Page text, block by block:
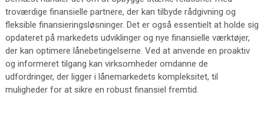
troværdige finansielle partnere, der kan tilbyde rådgivning og
fleksible finansieringsløsninger. Det er også essentielt at holde sig
opdateret på markedets udviklinger og nye finansielle værktøjer,
der kan optimere lånebetingelserne. Ved at anvende en proaktiv
og informeret tilgang kan virksomheder omdanne de
udfordringer, der ligger i lånemarkedets kompleksitet, til
muligheder for at sikre en robust finansiel fremtid.